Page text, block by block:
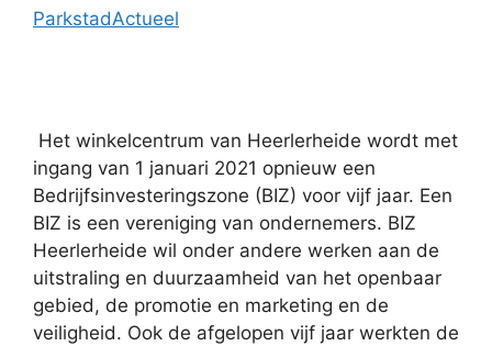
ParkstadActueel
Het winkelcentrum van Heerlerheide wordt met
ingang van 1 januari 2021 opnieuw een
Bedrijfsinvesteringszone (BIZ) voor vijf jaar. Een
BIZ is een vereniging van ondernemers. BIZ
Heerlerheide wil onder andere werken aan de
uitstraling en duurzaamheid van het openbaar
gebied, de promotie en marketing en de
veiligheid. Ook de afgelopen vijf jaar werkten de